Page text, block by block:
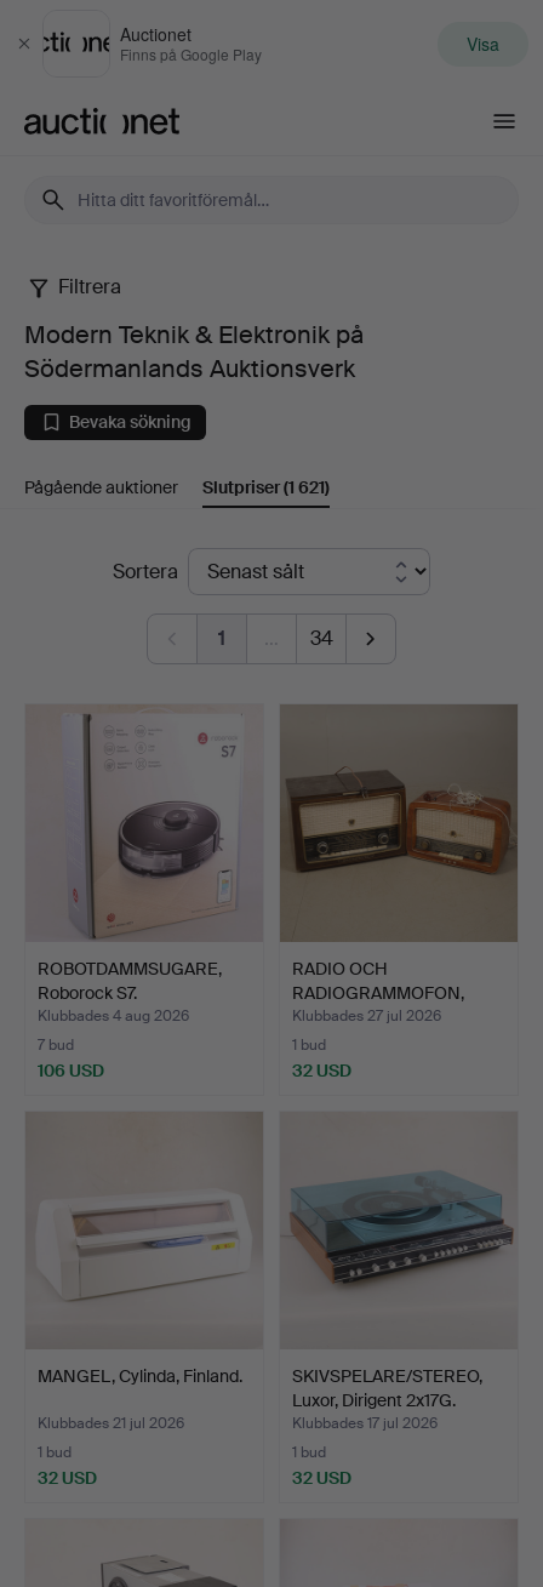
Stäng
Auctionet
Finns på Google Play Visa
Modern
Teknik
&
Elektronik
Södermanlands
Auktionsverk
Filtrera
Modern Teknik & Elektronik på
Södermanlands Auktionsverk
Bevaka sökning
Pågående auktioner Slutpriser(1 621)
SlutpriserSortera
1 … 34
ROBOTDAMMSUGARE,
Roborock S7.
Klubbades 4 aug 2026
7 bud
106 USD
RADIO OCH
RADIOGRAMMOFON,
1900-talets mitt…
Klubbades 27 jul 2026
1 bud
32 USD
MANGEL, Cylinda, Finland.
Klubbades 21 jul 2026
1 bud
32 USD
SKIVSPELARE/STEREO,
Luxor, Dirigent 2x17G.
Klubbades 17 jul 2026
1 bud
32 USD